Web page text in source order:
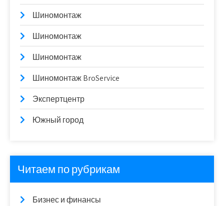
Шиномонтаж
Шиномонтаж
Шиномонтаж
Шиномонтаж BroService
Экспертцентр
Южный город
Читаем по рубрикам
Бизнес и финансы